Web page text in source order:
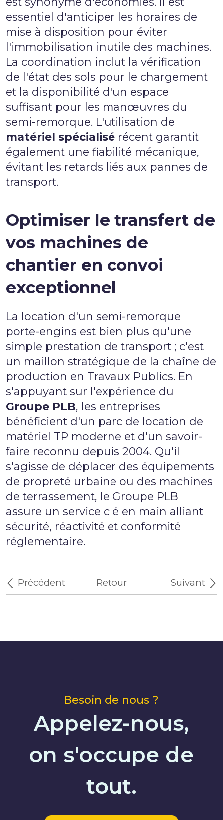
essentiel d'anticiper les horaires de
mise à disposition pour éviter
l'immobilisation inutile des machines.
La coordination inclut la vérification
de l'état des sols pour le chargement
et la disponibilité d'un espace
suffisant pour les manœuvres du
semi-remorque. L'utilisation de
matériel spécialisé récent garantit
également une fiabilité mécanique,
évitant les retards liés aux pannes de
transport.
Optimiser le transfert de
vos machines de
chantier en convoi
exceptionnel
La location d'un semi-remorque
porte-engins est bien plus qu'une
simple prestation de transport ; c'est
un maillon stratégique de la chaîne de
production en Travaux Publics. En
s'appuyant sur l'expérience du
Groupe PLB, les entreprises
bénéficient d'un parc de location de
matériel TP moderne et d'un savoir-
faire reconnu depuis 2004. Qu'il
s'agisse de déplacer des équipements
de propreté urbaine ou des machines
de terrassement, le Groupe PLB
assure un service clé en main alliant
sécurité, réactivité et conformité
réglementaire.
Précédent Retour Suivant
Besoin de nous ?
Appelez-nous,
on s'occupe de
tout.